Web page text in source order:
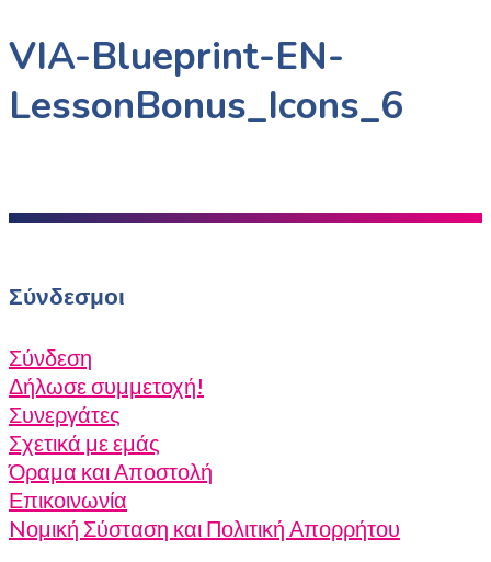
VIA-Blueprint-EN-
LessonBonus_Icons_6
Σύνδεσμοι
Σύνδεση
Δήλωσε συμμετοχή!
Συνεργάτες
Σχετικά με εμάς
Όραμα και Αποστολή
Επικοινωνία
Nομική Σύσταση και Πολιτική Απορρήτου